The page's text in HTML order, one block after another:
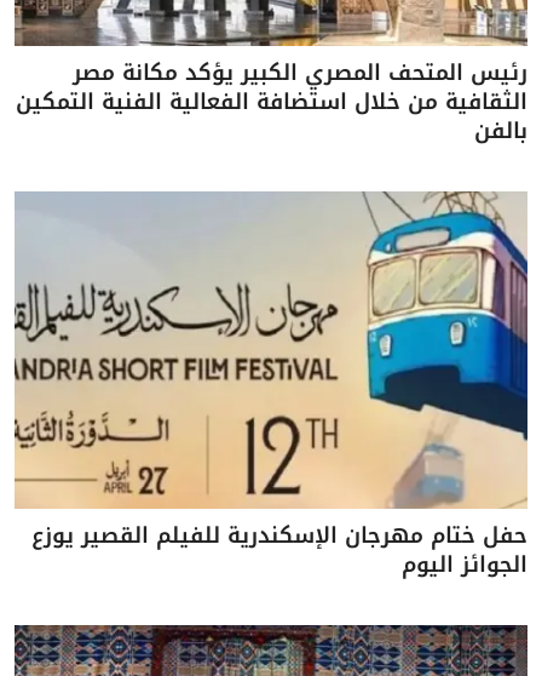
رئيس المتحف المصري الكبير يؤكد مكانة مصر
الثقافية من خلال استضافة الفعالية الفنية التمكين
بالفن
حفل ختام مهرجان الإسكندرية للفيلم القصير يوزع
الجوائز اليوم